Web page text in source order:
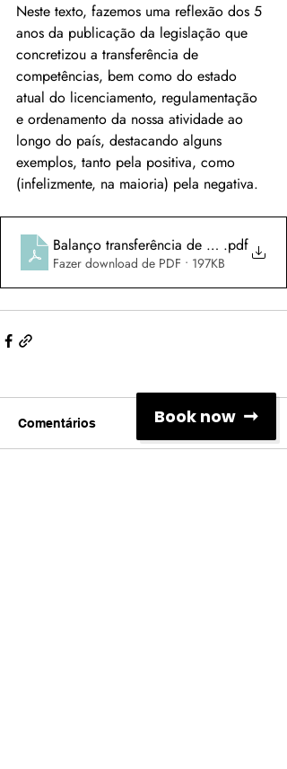
Neste texto, fazemos uma reflexão dos 5
anos da publicação da legislação que
concretizou a transferência de
competências, bem como do estado
atual do licenciamento, regulamentação
e ordenamento da nossa atividade ao
longo do país, destacando alguns
exemplos, tanto pela positiva, como
(infelizmente, na maioria) pela negativa.
Balanço transferência de .pdf
Fazer download de PDF • 197KB
Comentários Book now